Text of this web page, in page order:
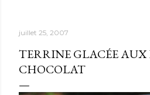
juillet 25, 2007
TERRINE GLACÉE AUX
CHOCOLAT